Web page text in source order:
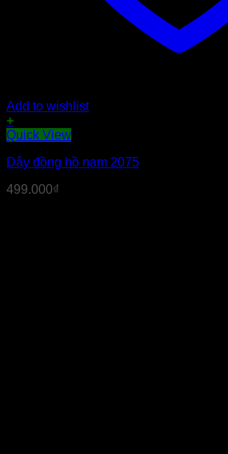
Add to wishlist
+
Quick View
Dây đồng hồ nam 2075
499.000₫